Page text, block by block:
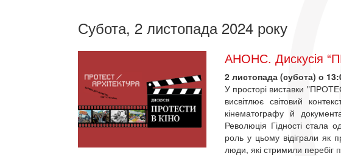
Субота, 2 листопада 2024 року
АНОНС. Дискусія
2 листопада (субота) о
У просторі виставки
висвітлює світовий
кінематографу й
Революція Гідності стала
роль у цьому відіграли як
люди, які стримили перебіг